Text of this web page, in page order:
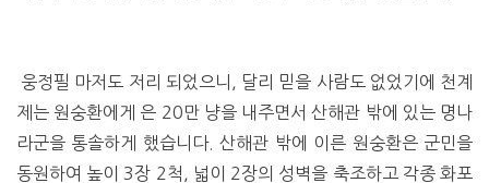
웅정필 마저도 저리 되었으니, 달리 믿을 사람도 없었기에 천계
제는 원숭환에게 은 20만 냥을 내주면서 산해관 밖에 있는 명나
라군을 통솔하게 했습니다. 산해관 밖에 이른 원숭환은 군민을
동원하여 높이 3장 2척, 넓이 2장의 성벽을 축조하고 각종 화포